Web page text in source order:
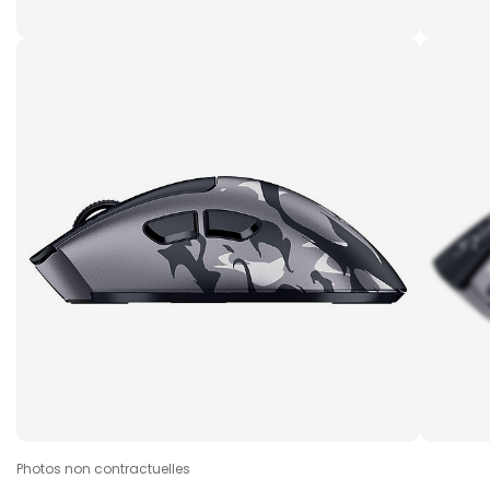
Photos non contractuelles